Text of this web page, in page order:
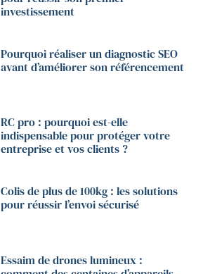
investissement
Pourquoi réaliser un diagnostic SEO
avant d’améliorer son référencement
RC pro : pourquoi est-elle
indispensable pour protéger votre
entreprise et vos clients ?
Colis de plus de 100kg : les solutions
pour réussir l’envoi sécurisé
Essaim de drones lumineux :